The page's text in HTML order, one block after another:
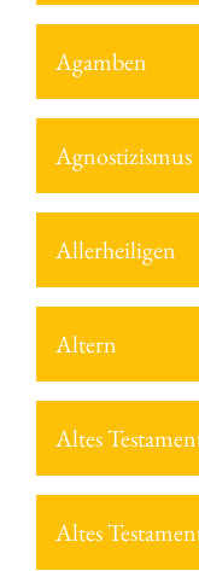
Agamben
Agnostizismus
Allerheiligen
Altern
Altes
Altes